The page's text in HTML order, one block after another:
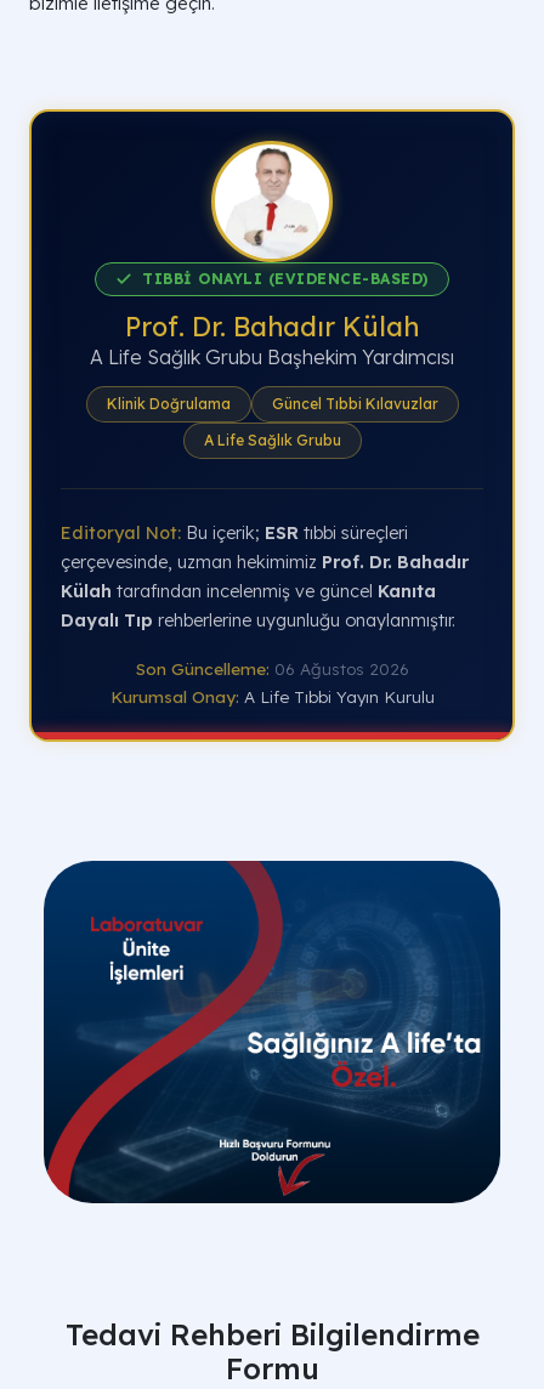
TIBBİ ONAYLI (EVIDENCE-BASED)
Prof. Dr. Bahadır Külah
A Life Sağlık Grubu Başhekim Yardımcısı
Klinik Doğrulama
Güncel Tıbbi Kılavuzlar
A Life Sağlık Grubu
Editoryal Not: Bu içerik; ESR tıbbi süreçleri
çerçevesinde, uzman hekimimiz Prof. Dr. Bahadır
Külah tarafından incelenmiş ve güncel Kanıta
Dayalı Tıp rehberlerine uygunluğu onaylanmıştır.
Son Güncelleme: 06 Ağustos 2026
Kurumsal Onay: A Life Tıbbi Yayın Kurulu
Tedavi Rehberi Bilgilendirme
Formu